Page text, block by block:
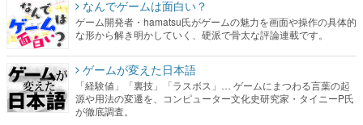
ゲームが変えた日本語
「経験値」「裏技」「ラスボス」… ゲームにまつわる言葉の起
源や用法の変遷を、コンピューター文化史研究家・タイニーP氏
カテゴリ